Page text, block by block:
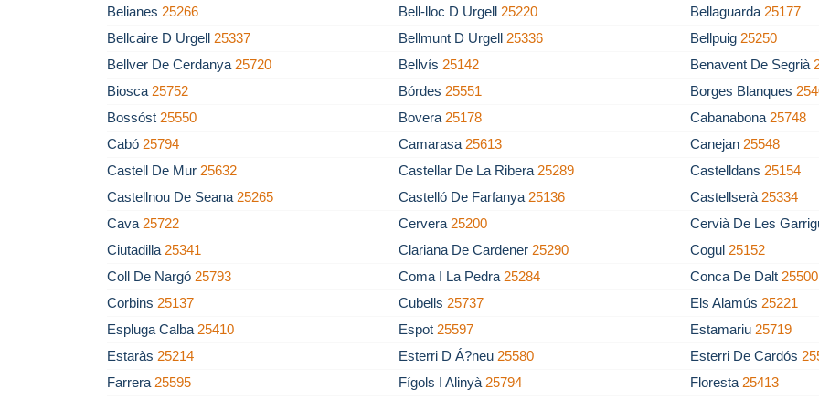
Belianes 25266 Bell-lloc D Urgell 25220 Bellaguarda 25177
Bellcaire D Urgell 25337 Bellmunt D Urgell 25336 Bellpuig 25250
Bellver De Cerdanya 25720 Bellvís 25142 Benavent De Segrià
Biosca 25752 Bórdes 25551 Borges Blanques
Bossóst 25550 Bovera 25178 Cabanabona 25748
Cabó 25794 Camarasa 25613 Canejan 25548
Castell De Mur 25632 Castellar De La Ribera 25289 Castelldans 25154
Castellnou De Seana 25265 Castelló De Farfanya 25136 Castellserà 25334
Cava 25722 Cervera 25200
Cervià De Les
Ciutadilla 25341 Clariana De Cardener 25290 Cogul 25152
Coll De Nargó 25793 Coma I La Pedra 25284 Conca De Dalt 25500
Corbins 25137 Cubells 25737 Els Alamús 25221
Espluga Calba 25410 Espot 25597 Estamariu 25719
Estaràs 25214 Esterri D Á?neu 25580 Esterri De Cardós
Farrera 25595 Fígols I Alinyà 25794 Floresta 25413